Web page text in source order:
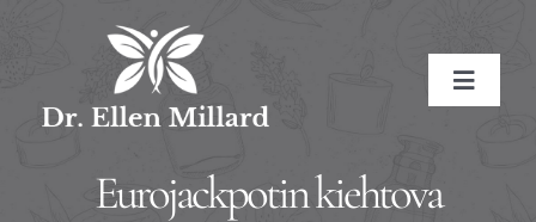
Toggle
Eurojackpotin kiehtova